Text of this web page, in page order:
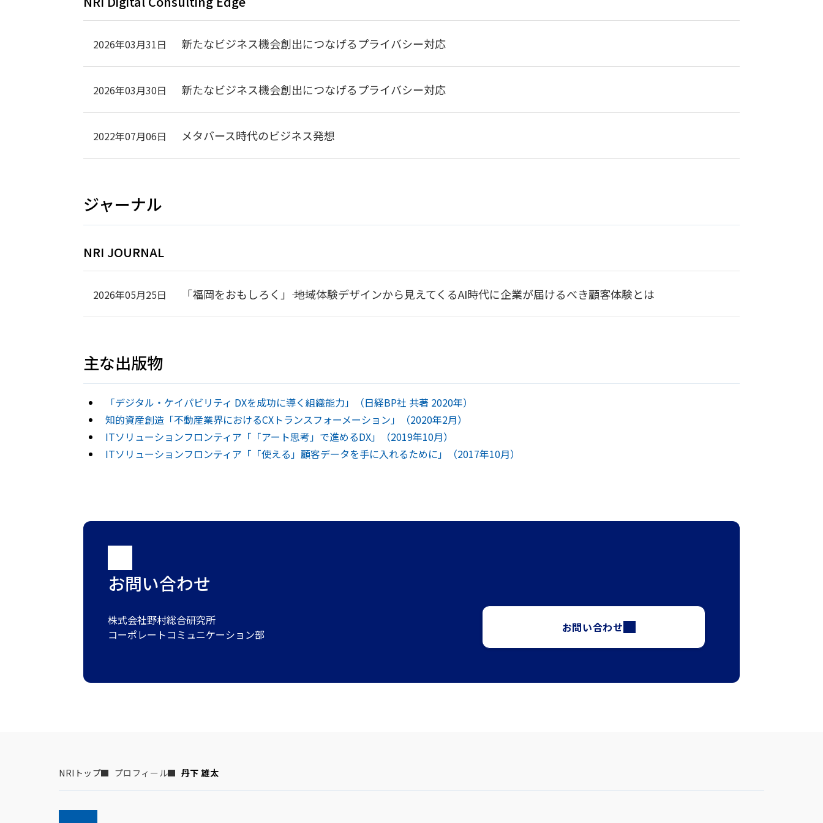
2026年03月31日 新たなビジネス機会創出につなげるプライバシー対応
2026年03月30日 新たなビジネス機会創出につなげるプライバシー対応
2022年07月06日 メタバース時代のビジネス発想
ジャーナル
NRI JOURNAL
2026年05月25日 「福岡をおもしろく」―― 地域体験デザインから見えてくるAI時代に企業が届けるべき顧客体験とは
主な出版物
「デジタル・ケイパビリティ DXを成功に導く組織能力」（日経BP社 共著 2020年）
知的資産創造「不動産業界におけるCXトランスフォーメーション」（2020年2月）
ITソリューションフロンティア「「アート思考」で進めるDX」（2019年10月）
ITソリューションフロンティア「「使える」顧客データを手に入れるために」（2017年10月）
お問い合わせ
株式会社野村総合研究所
コーポレートコミュニケーション部
お問い合わせ
NRIトップ プロフィール 丹下 雄太